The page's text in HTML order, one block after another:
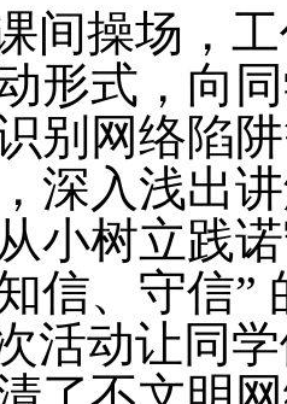
间操场，
形式，向
别网络陷
深入浅出
小树立践
信、守信”
活动让同